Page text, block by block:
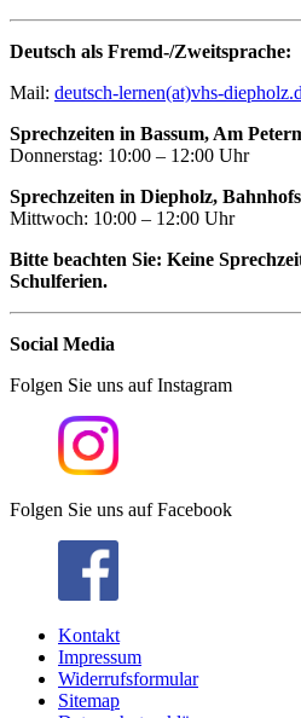
Deutsch als Fremd-/Zweitsprache:
Mail: deutsch-lernen(at)vhs-
Sprechzeiten in Bassum, Am
Donnerstag: 10:00 – 12:00 Uhr
Sprechzeiten in Diepholz,
Mittwoch: 10:00 – 12:00 Uhr
Bitte beachten Sie: Keine
Schulferien.
Social Media
Folgen Sie uns auf Instagram
Folgen Sie uns auf Facebook
Kontakt
Impressum
Widerrufsformular
Sitemap